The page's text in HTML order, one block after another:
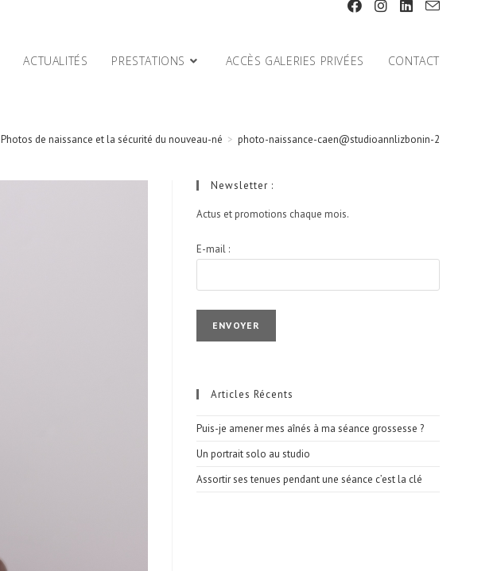
ACTUALITÉS PRESTATIONS ACCÈS GALERIES PRIVÉES CONTACT
Photos de naissance et la sécurité du nouveau-né > photo-naissance-caen@studioannlizbonin-2
Newsletter :
Actus et promotions chaque mois.
E-mail :
Articles Récents
Puis-je amener mes aînés à ma séance grossesse ?
Un portrait solo au studio
Assortir ses tenues pendant une séance c’est la clé